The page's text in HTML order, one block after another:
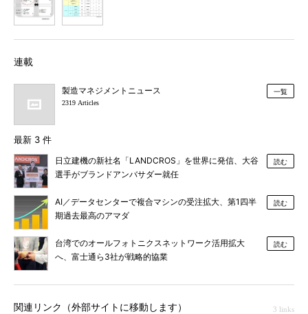
連載
製造マネジメントニュース
2319 Articles
一覧
最新 3 件
日立建機の新社名「LANDCROS」を世界に発信、大谷
選手がブランドアンバサダー就任
読む
AI／データセンターで複合マシンの受注拡大、第1四半
期過去最高のアマダ
読む
台湾でのオールフォトニクスネットワーク活用拡大
へ、富士通ら3社が戦略的協業
読む
関連リンク（外部サイトに移動します） 3 links